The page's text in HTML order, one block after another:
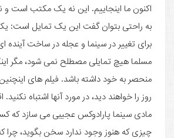
اکنون ما اینجاییم. این نه یک مکتب است
به راحتی بتوان گفت این یک تمایل است: یک
برای تغییر در سینما و عجله در ساخت آینده
مسلما هیچ تمایلی مصطلح نمی شود، مگر
منحصر به خود داشته باشد. فیلم های
روز را خواهند دید، در مورد آنها اشتباه
مادی سینما پارادوکس عجیبی می سازد که
چیزی که هنوز وجود ندارد سخن بگوید، چرا